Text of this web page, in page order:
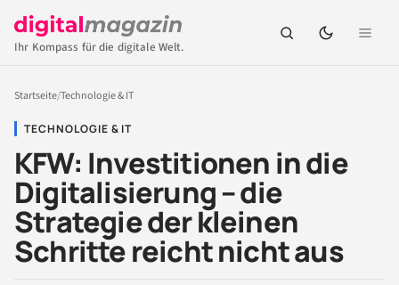
Ihr Kompass für die digitale Welt.
Startseite/Technologie & IT
TECHNOLOGIE & IT
KFW: Investitionen in die
Digitalisierung – die
Strategie der kleinen
Schritte reicht nicht aus